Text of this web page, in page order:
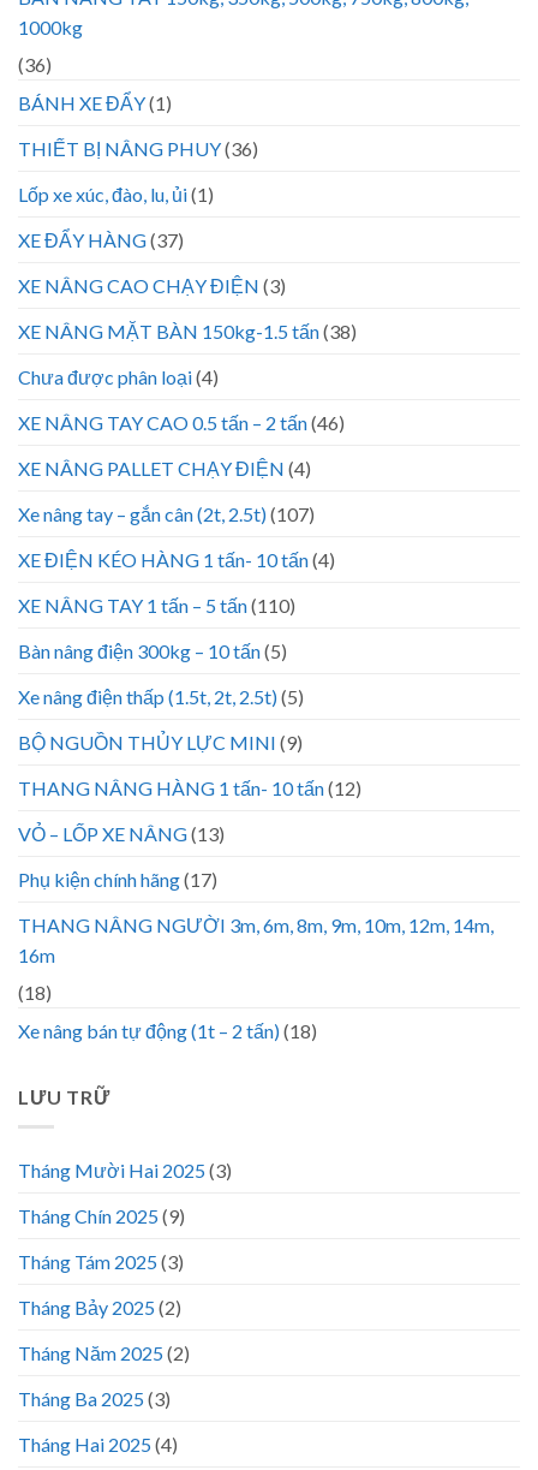
1000kg
(36)
BÁNH XE ĐẨY(1)
THIẾT BỊ NÂNG PHUY(36)
Lốp xe xúc, đào, lu, ủi(1)
XE ĐẨY HÀNG(37)
XE NÂNG CAO CHẠY ĐIỆN (3)
XE NÂNG MẶT BÀN 150kg-1.5 tấn(38)
Chưa được phân loại(4)
XE NÂNG TAY CAO 0.5 tấn – 2 tấn(46)
XE NÂNG PALLET CHẠY ĐIỆN (4)
Xe nâng tay – gắn cân (2t, 2.5t)(107)
XE ĐIỆN KÉO HÀNG 1 tấn- 10 tấn(4)
XE NÂNG TAY 1 tấn – 5 tấn(110)
Bàn nâng điện 300kg – 10 tấn(5)
Xe nâng điện thấp (1.5t, 2t, 2.5t)(5)
BỘ NGUỒN THỦY LỰC MINI (9)
THANG NÂNG HÀNG 1 tấn- 10 tấn(12)
VỎ – LỐP XE NÂNG(13)
Phụ kiện chính hãng(17)
THANG NÂNG NGƯỜI 3m, 6m, 8m, 9m, 10m, 12m, 14m,
16m
(18)
Xe nâng bán tự động (1t – 2 tấn)(18)
LƯU TRỮ
Tháng Mười Hai 2025(3)
Tháng Chín 2025(9)
Tháng Tám 2025(3)
Tháng Bảy 2025(2)
Tháng Năm 2025(2)
Tháng Ba 2025(3)
Tháng Hai 2025(4)